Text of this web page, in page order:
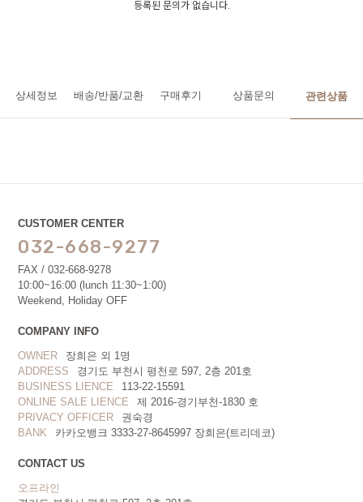
등록된 문의가 없습니다.
상세정보 배송/반품/교환 구매후기 상품문의 관련상품
CUSTOMER CENTER
032-668-9277
FAX / 032-668-9278
10:00~16:00 (lunch 11:30~1:00)
Weekend, Holiday OFF
COMPANY INFO
OWNER
장희은 외 1명
ADDRESS
경기도 부천시 평천로 597, 2층 201호
BUSINESS LIENCE
113-22-15591
ONLINE SALE LIENCE
제 2016-경기부천-1830 호
PRIVACY OFFICER
권숙경
BANK
카카오뱅크 3333-27-8645997 장희은(트리데코)
CONTACT US
오프라인